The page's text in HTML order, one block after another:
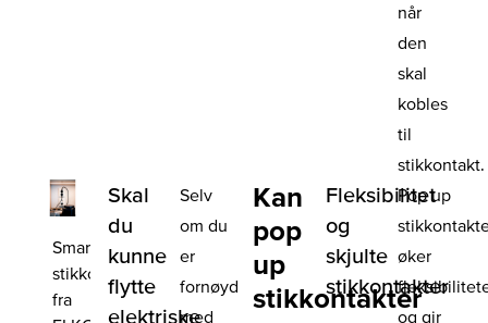
når
den
skal
kobles
til
stikkontakt.
Smart
stikkontakt
fra
Skal
du
kunne
flytte
elektriske
Selv
om du
er
fornøyd
med
Kan
pop
up
stikkontakter
Fleksibilitet
og
skjulte
stikkontakter
Pop up
øker
og gir